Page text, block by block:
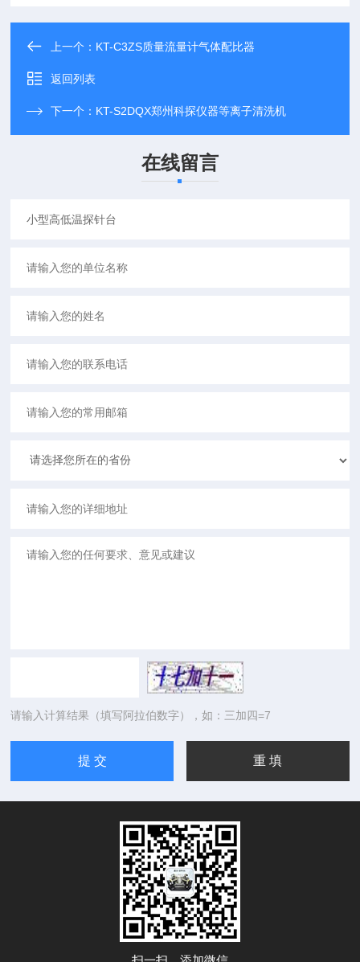
上一个： KT-C3ZS质量流量计气体配比器
返回列表
下一个： KT-S2DQX郑州科探仪器等离子清洗机
在线留言
请输入计算结果（填写阿拉伯数字），如：三加四=7